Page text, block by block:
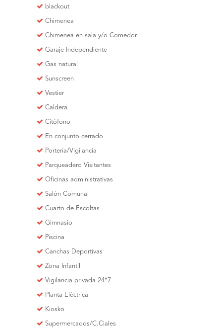
blackout
Chimenea
Chimenea en sala y/o Comedor
Garaje Independiente
Gas natural
Sunscreen
Vestier
Caldera
Citófono
En conjunto cerrado
Portería/Vigilancia
Parqueadero Visitantes
Oficinas administrativas
Salón Comunal
Cuarto de Escoltas
Gimnasio
Piscina
Canchas Deportivas
Zona Infantil
Vigilancia privada 24*7
Planta Eléctrica
Kiosko
Supermercados/C.Ciales